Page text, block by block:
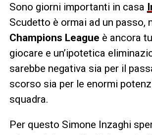
Sono giorni importanti in casa
Scudetto è ormai ad un passo,
Champions League è ancora
giocare e un’ipotetica
sarebbe negativa sia per il
scorso sia per le enormi
squadra.
Per questo Simone Inzaghi